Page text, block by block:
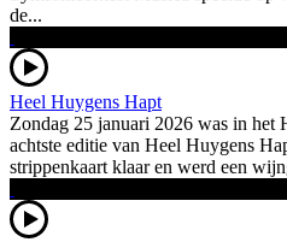
de...
Heel Huygens Hapt
Zondag 25 januari 2026 was in het
achtste editie van Heel Huygens
strippenkaart klaar en werd een